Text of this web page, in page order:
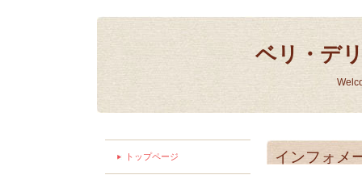
ベリ・デ
インフォメ
トップページ